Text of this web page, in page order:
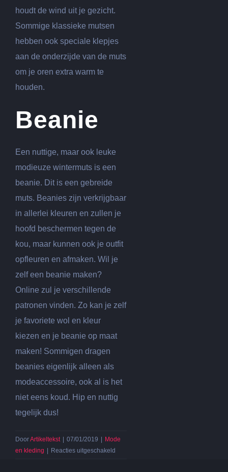
houdt de wind uit je gezicht.
Sommige klassieke mutsen
hebben ook speciale klepjes
aan de onderzijde van de muts
om je oren extra warm te
houden.
Beanie
Een nuttige, maar ook leuke
modieuze wintermuts is een
beanie. Dit is een gebreide
muts. Beanies zijn verkrijgbaar
in allerlei kleuren en zullen je
hoofd beschermen tegen de
kou, maar kunnen ook je outfit
opfleuren en afmaken. Wil je
zelf een beanie maken?
Online zul je verschillende
patronen vinden. Zo kan je zelf
je favoriete wol en kleur
kiezen en je beanie op maat
maken! Sommigen dragen
beanies eigenlijk alleen als
modeaccessoire, ook al is het
niet eens koud. Hip en nuttig
tegelijk dus!
DoorArtikeltekst 07/01/2019
Mode
en kleding
Reacties uitgeschakeld